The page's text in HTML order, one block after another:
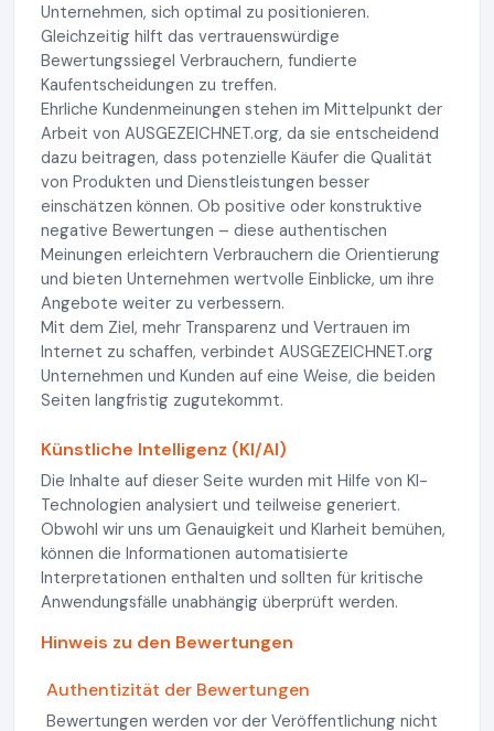
Unternehmen, sich optimal zu positionieren.
Gleichzeitig hilft das vertrauenswürdige
Bewertungssiegel Verbrauchern, fundierte
Kaufentscheidungen zu treffen.
Ehrliche Kundenmeinungen stehen im Mittelpunkt der
Arbeit von AUSGEZEICHNET.org, da sie entscheidend
dazu beitragen, dass potenzielle Käufer die Qualität
von Produkten und Dienstleistungen besser
einschätzen können. Ob positive oder konstruktive
negative Bewertungen – diese authentischen
Meinungen erleichtern Verbrauchern die Orientierung
und bieten Unternehmen wertvolle Einblicke, um ihre
Angebote weiter zu verbessern.
Mit dem Ziel, mehr Transparenz und Vertrauen im
Internet zu schaffen, verbindet AUSGEZEICHNET.org
Unternehmen und Kunden auf eine Weise, die beiden
Seiten langfristig zugutekommt.
Künstliche Intelligenz (KI/AI)
Die Inhalte auf dieser Seite wurden mit Hilfe von KI-
Technologien analysiert und teilweise generiert.
Obwohl wir uns um Genauigkeit und Klarheit bemühen,
können die Informationen automatisierte
Interpretationen enthalten und sollten für kritische
Anwendungsfälle unabhängig überprüft werden.
Hinweis zu den Bewertungen
Authentizität der Bewertungen
Bewertungen werden vor der Veröffentlichung nicht